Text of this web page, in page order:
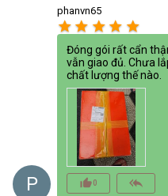
P
phanvn65
star star star star star
Đóng gói rất cẩn
vẫn giao đủ. Chưa
chất lượng thế nào.
thumb_up_alt0 reply_all